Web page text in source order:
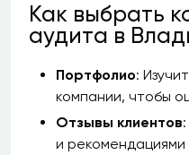
Как выбрать
аудита в
Портфолио:
компании, чтобы
Отзывы клиентов
и